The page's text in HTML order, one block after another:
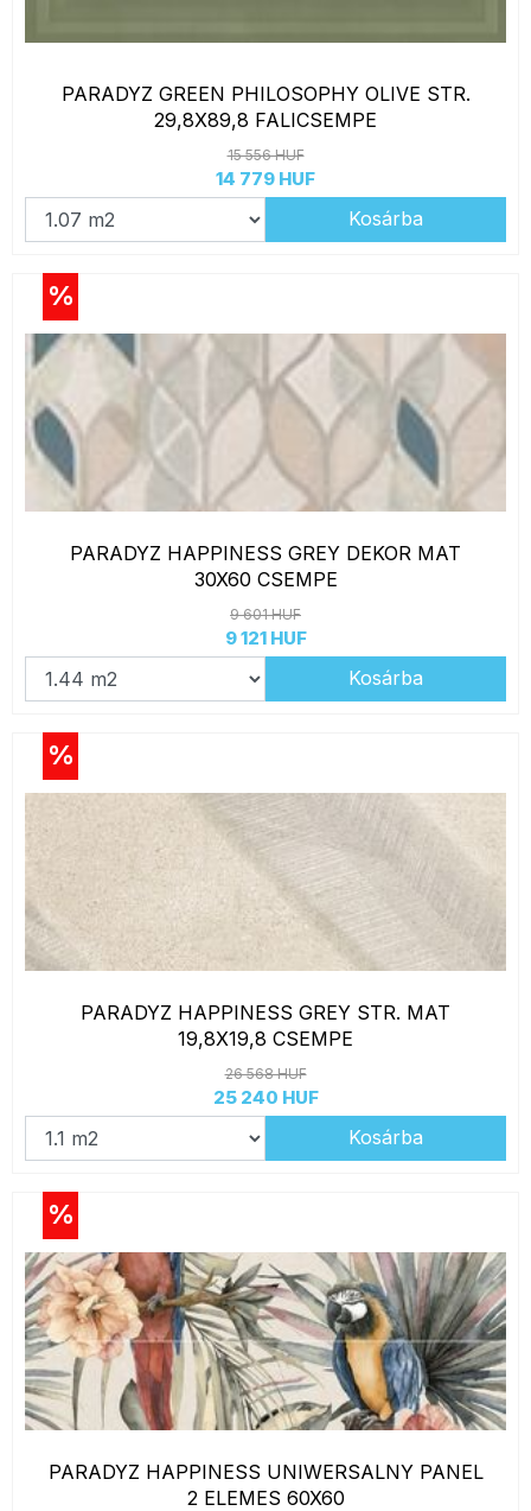
PARADYZ GREEN PHILOSOPHY OLIVE STR.
29,8X89,8 FALICSEMPE
15 556 HUF
14 779 HUF
Kosárba
%
PARADYZ HAPPINESS GREY DEKOR MAT
30X60 CSEMPE
9 601 HUF
9 121 HUF
Kosárba
%
PARADYZ HAPPINESS GREY STR. MAT
19,8X19,8 CSEMPE
26 568 HUF
25 240 HUF
Kosárba
%
PARADYZ HAPPINESS UNIWERSALNY PANEL
2 ELEMES 60X60